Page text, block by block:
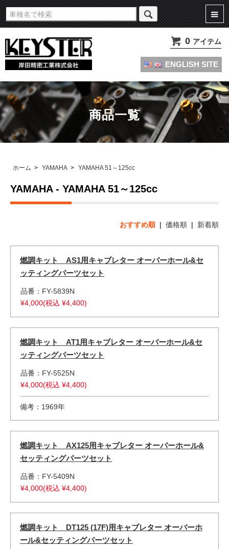
旧車・名車・絶版車キャブレターのオーバーホールやセッティングパーツは
KEYSTERの燃調キット
0 アイテム
ENGLISH SITE
商品一覧
ホーム > YAMAHA > YAMAHA 51～125cc
YAMAHA - YAMAHA 51～125cc
おすすめ順| 価格順 | 新着順
燃調キット AS1用キャブレター オーバーホール&セ
ッティングパーツセット
品番：FY-5839N
¥4,000(税込 ¥4,400)
燃調キット AT1用キャブレター オーバーホール&セ
ッティングパーツセット
品番：FY-5525N
¥4,000(税込 ¥4,400)
備考：1969年
燃調キット AX125用キャブレター オーバーホール&
セッティングパーツセット
品番：FY-5409N
¥4,000(税込 ¥4,400)
燃調キット DT125 (17F)用キャブレター オーバーホ
ール&セッティングパーツセット